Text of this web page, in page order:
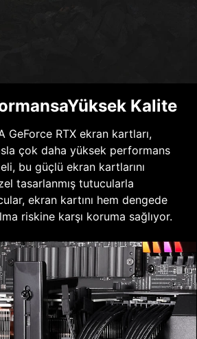
Kalite
GeForce RTX ekran kartları,
çok daha yüksek performans
bu güçlü ekran kartlarını
tasarlanmış tutucularla
ekran kartını hem dengede
riskine karşı koruma sağlıyor.